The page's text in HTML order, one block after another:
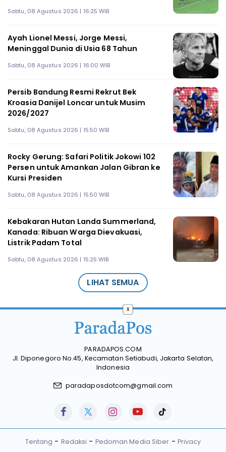
Sabtu, 08 Agustus 2026 | 16:25 WIB
Ayah Lionel Messi, Jorge Messi,
Meninggal Dunia di Usia 68 Tahun
Sabtu, 08 Agustus 2026 | 16:00 WIB
Persib Bandung Resmi Rekrut Bek
Kroasia Danijel Loncar untuk Musim
2026/2027
Sabtu, 08 Agustus 2026 | 15:50 WIB
Rocky Gerung: Safari Politik Jokowi 102
Persen untuk Amankan Jalan Gibran ke
Kursi Presiden
Sabtu, 08 Agustus 2026 | 15:50 WIB
Kebakaran Hutan Landa Summerland,
Kanada: Ribuan Warga Dievakuasi,
Listrik Padam Total
Sabtu, 08 Agustus 2026 | 15:25 WIB
LIHAT SEMUA
PARADAPOS.COM
Jl. Diponegoro No.45, Kecamatan Setiabudi, Jakarta Selatan,
Indonesia
paradaposdotcom@gmail.com
Tentang Redaksi Pedoman Media Siber Privacy
x